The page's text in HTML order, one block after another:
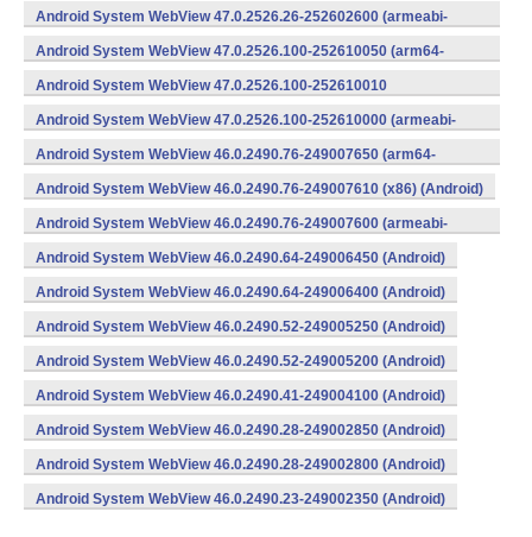
v8a,armeabi-v7a) (Android)
Android System WebView 47.0.2526.26-252602600 (armeabi-
v7a) (Android)
Android System WebView 47.0.2526.100-252610050 (arm64-
v8a,armeabi-v7a) (Android)
Android System WebView 47.0.2526.100-252610010
(x86) (Android)
Android System WebView 47.0.2526.100-252610000 (armeabi-
v7a) (Android)
Android System WebView 46.0.2490.76-249007650 (arm64-
v8a,armeabi-v7a) (Android)
Android System WebView 46.0.2490.76-249007610 (x86) (Android)
Android System WebView 46.0.2490.76-249007600 (armeabi-
v7a) (Android)
Android System WebView 46.0.2490.64-249006450 (Android)
Android System WebView 46.0.2490.64-249006400 (Android)
Android System WebView 46.0.2490.52-249005250 (Android)
Android System WebView 46.0.2490.52-249005200 (Android)
Android System WebView 46.0.2490.41-249004100 (Android)
Android System WebView 46.0.2490.28-249002850 (Android)
Android System WebView 46.0.2490.28-249002800 (Android)
Android System WebView 46.0.2490.23-249002350 (Android)